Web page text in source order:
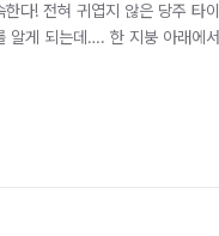
다! 전혀 귀엽지 않은 당주 타이
알게 되는데…. 한 지붕 아래에서